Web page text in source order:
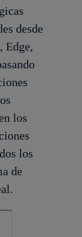
desde
Edge,
los
los
de